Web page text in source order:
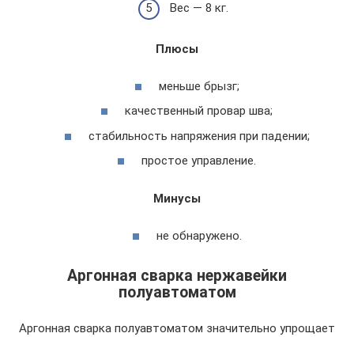
Вес — 8 кг.
Плюсы
меньше брызг;
качественный провар шва;
стабильность напряжения при падении;
простое управление.
Минусы
не обнаружено.
Аргонная сварка нержавейки
полуавтоматом
Аргонная сварка полуавтоматом значительно упрощает